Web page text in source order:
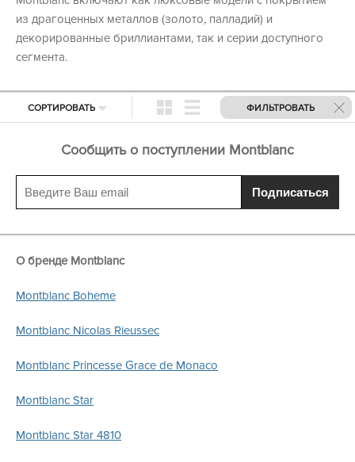
из драгоценных металлов (золото, палладий) и
декорированные бриллиантами, так и серии доступного
сегмента.
СОРТИРОВАТЬ ФИЛЬТРОВАТЬ
Сообщить о поступлении Montblanc
Подписаться
О бренде Montblanc
Montblanc Boheme
Montblanc Nicolas Rieussec
Montblanc Princesse Grace de Monaco
Montblanc Star
Montblanc Star 4810